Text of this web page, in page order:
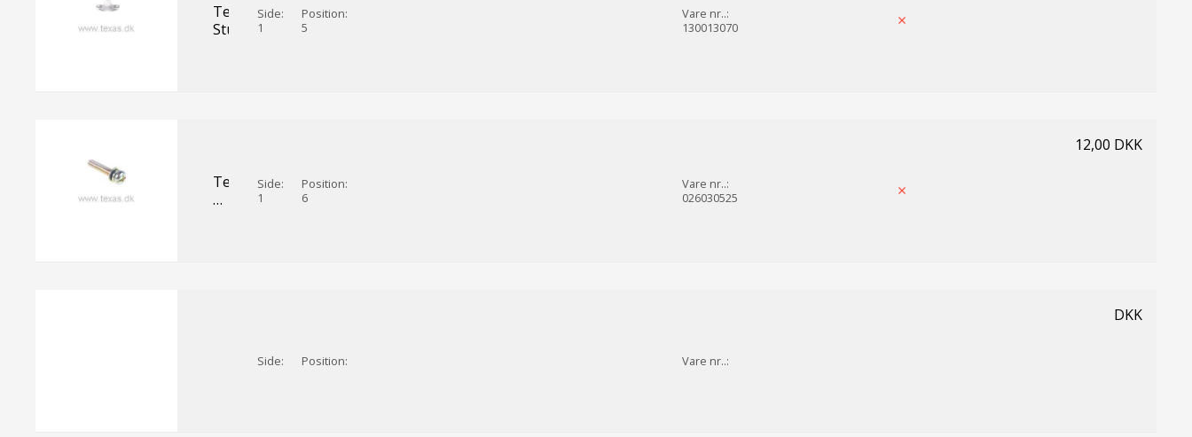
Side:
1
Position:
5
Texas
Studs
Vare nr..:
130013070
Side:
1
Position:
6
Texas
Maskinskrue
Vare nr..:
026030525
12,00 DKK
Side: Position: Vare nr..:
DKK